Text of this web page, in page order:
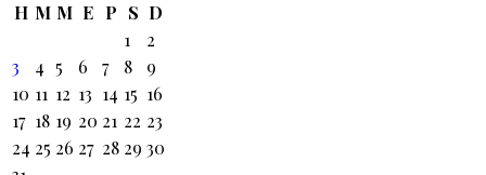
H M M E P S D
1
2
3
4 5 6 7 8
9
10 11 12 13 14 15 16
17 18 19 20 21 22 23
24 25 26 27 28 29 30